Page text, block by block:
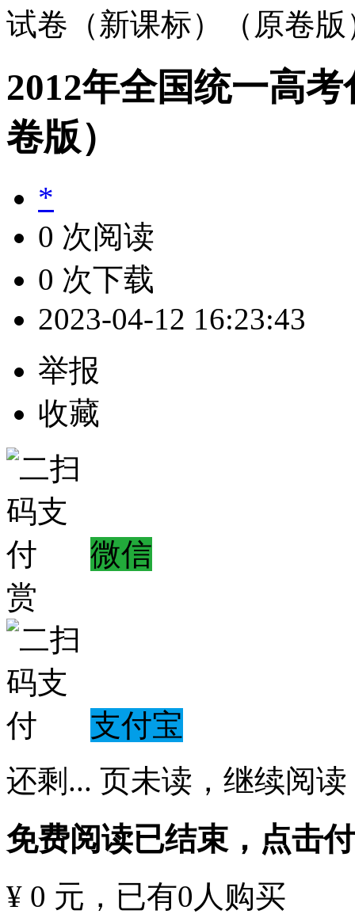
试卷（新课标）（原卷版
2012年全国统一高
卷版）
*
0 次阅读
0 次下载
2023-04-12 16:23:43
举报
收藏
微信
赏
支付宝
还剩 ... 页未读， 继续阅读
免费阅读已结束，点击
¥ 0 元 ，已有0 人购买